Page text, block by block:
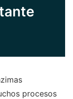
procesos